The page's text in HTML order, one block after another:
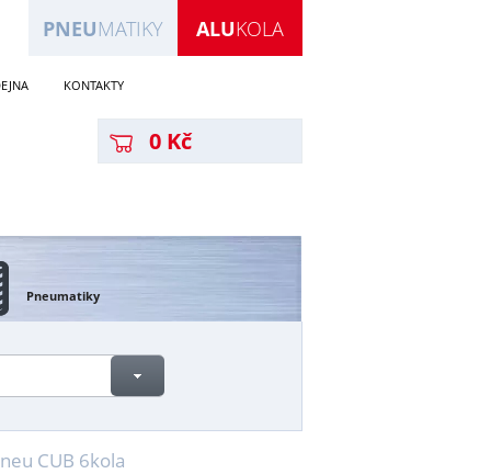
ALUKOLA
PNEUMATIKY
KONTAKTY
0 Kč
Pneumatiky
CUB 6kola